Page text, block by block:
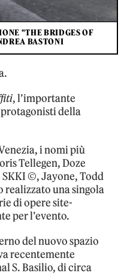
"THE BRIDGES OF
BASTONI
, l’importante
della
i nomi più
Tellegen, Doze
©, Jayone, Todd
realizzato una singola
di opere site-
per l’evento.
del nuovo spazio
recentemente
S. Basilio, di circa